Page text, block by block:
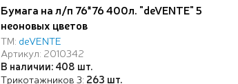
Бумага на л/п 76*76 400л. "deVENTE" 5
неоновых цветов
ТМ: deVENTE
Артикул: 2010342
В наличии: 408 шт.
Трикотажников 3: 263 шт.